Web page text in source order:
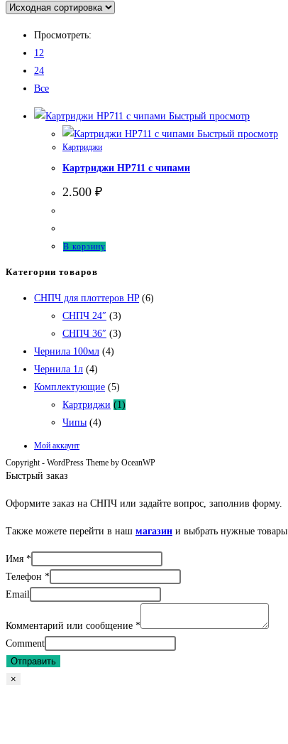
Просмотреть:
12
24
Все
Быстрый просмотр
Быстрый просмотр
Картриджи
Картриджи HP711 с чипами
2.500 ₽
В корзину
Категории товаров
СНПЧ для плоттеров HP (6)
СНПЧ 24″ (3)
СНПЧ 36″ (3)
Чернила 100мл (4)
Чернила 1л (4)
Комплектующие (5)
Картриджи (1)
Чипы (4)
Мой аккаунт
Copyright - WordPress Theme by OceanWP
Быстрый заказ
Оформите заказ на СНПЧ или задайте вопрос, заполнив форму.
Также можете перейти в наш магазин и выбрать нужные товары.
Имя *
Телефон *
Email
Комментарий или сообщение *
Comment
Отправить
×